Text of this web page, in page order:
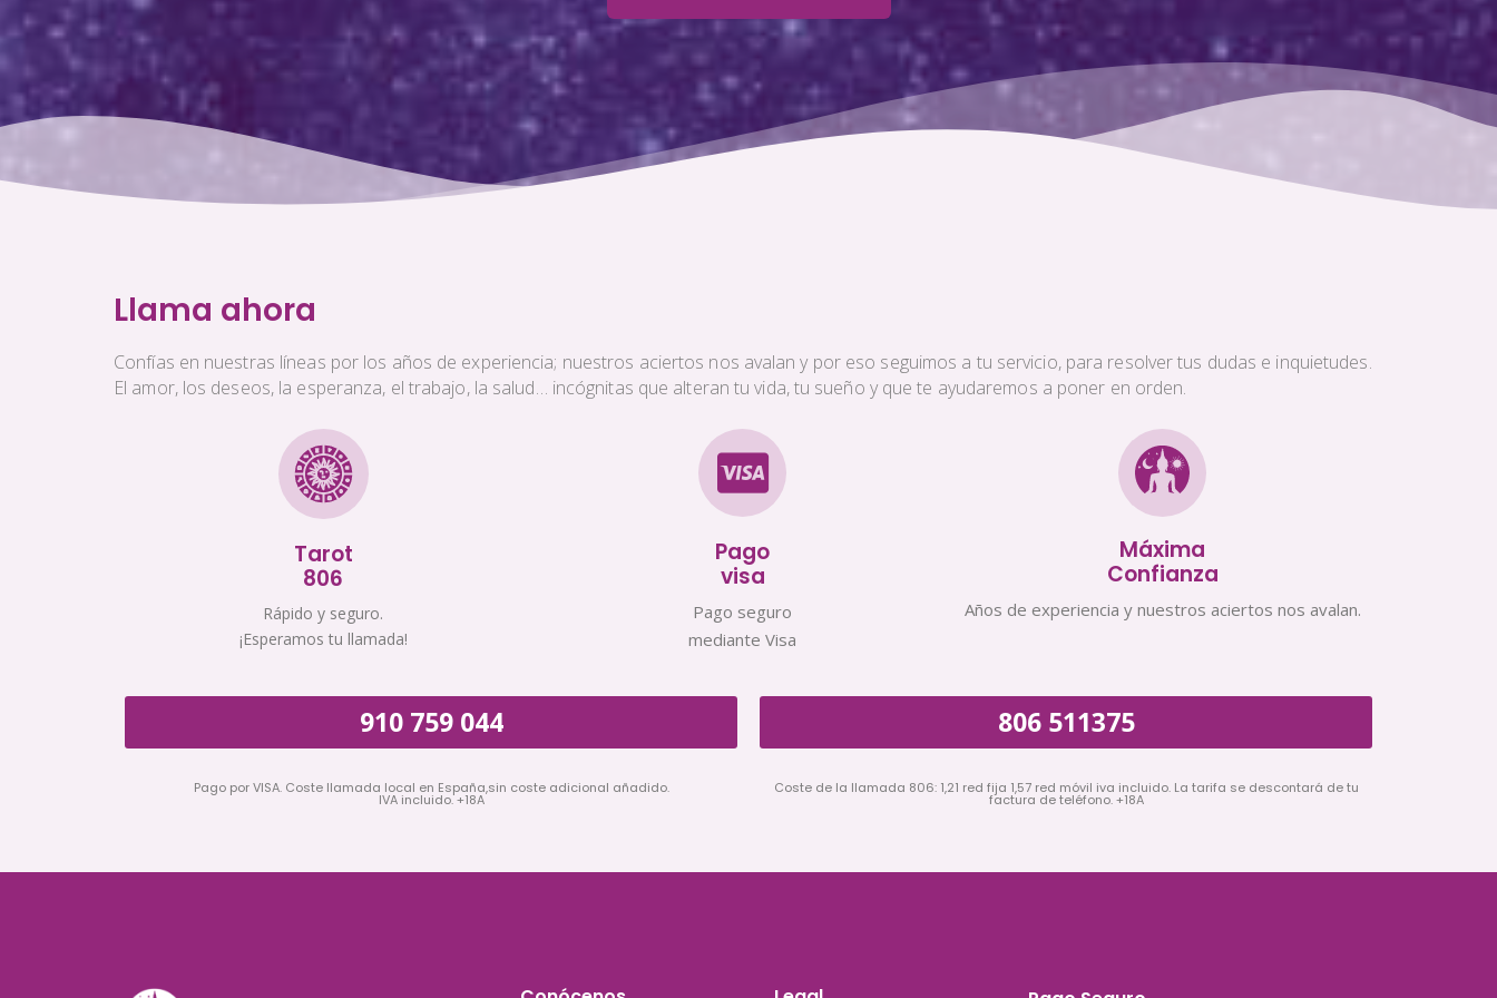
Llama ahora
Confías en nuestras líneas por los años de experiencia; nuestros aciertos nos avalan y por eso seguimos a tu servicio, para resolver tus dudas e inquietudes.
El amor, los deseos, la esperanza, el trabajo, la salud… incógnitas que alteran tu vida, tu sueño y que te ayudaremos a poner en orden.
Tarot
806
Rápido y seguro.
¡Esperamos tu llamada!
Pago
visa
Pago seguro
mediante Visa
Máxima
Confianza
Años de experiencia y nuestros aciertos nos avalan.
910 759 044
Pago por VISA. Coste llamada local en España,sin coste adicional añadido.
IVA incluido. +18A
806 511375
Coste de la llamada 806: 1,21 red fija 1,57 red móvil iva incluido. La tarifa se descontará de tu
factura de teléfono. +18A